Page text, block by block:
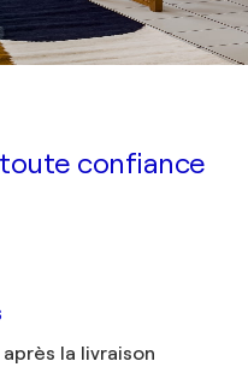
confiance
la livraison